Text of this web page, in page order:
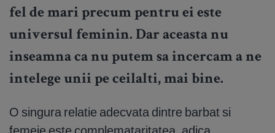
fel de mari precum pentru ei este
universul feminin. Dar aceasta nu
inseamna ca nu putem sa incercam a ne
intelege unii pe ceilalti, mai bine.
O singura relatie adecvata dintre barbat si